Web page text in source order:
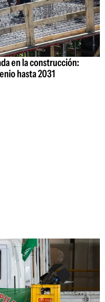
en la construcción:
hasta 2031